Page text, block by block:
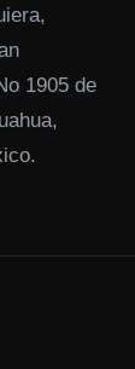
1905 de